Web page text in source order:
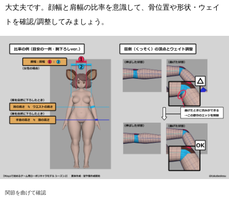
大丈夫です。顔幅と肩幅の比率を意識して、骨位置や形状・ウェイ
トを確認/調整してみましょう。
関節を曲げて確認